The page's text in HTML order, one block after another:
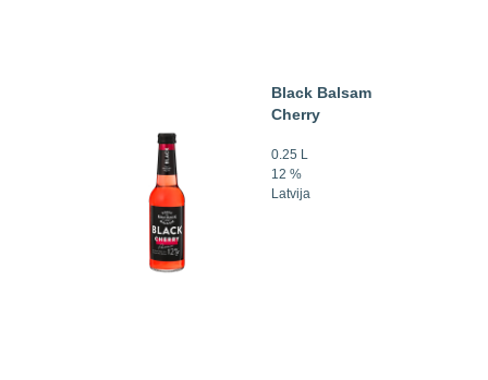
Black Balsam
Cherry
0.25 L
12 %
Latvija